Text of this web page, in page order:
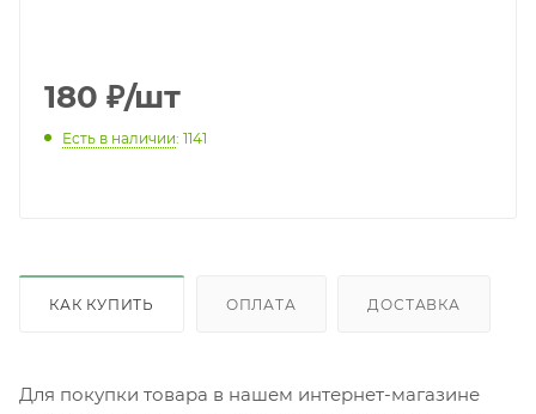
180 ₽/шт
Есть в наличии: 1141
КАК КУПИТЬ ОПЛАТА ДОСТАВКА
Для покупки товара в нашем интернет-магазине